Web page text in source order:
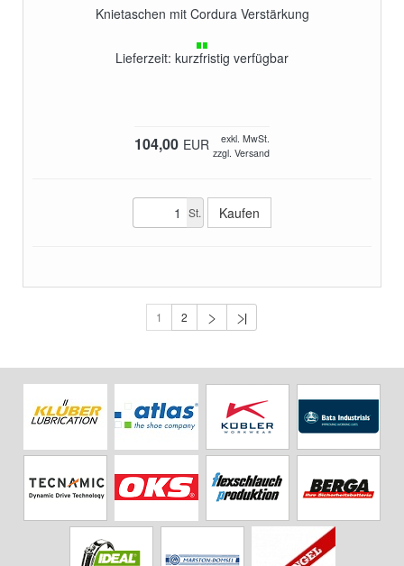
Knietaschen mit Cordura Verstärkung
Lieferzeit: kurzfristig verfügbar
104,00 EUR
exkl. MwSt.
zzgl. Versand
St.
1 2